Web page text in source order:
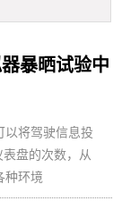
暴晒试验中
以将驾驶信息投
盘的次数，从
种环境